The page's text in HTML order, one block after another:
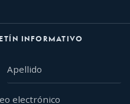
INFORMATIVO